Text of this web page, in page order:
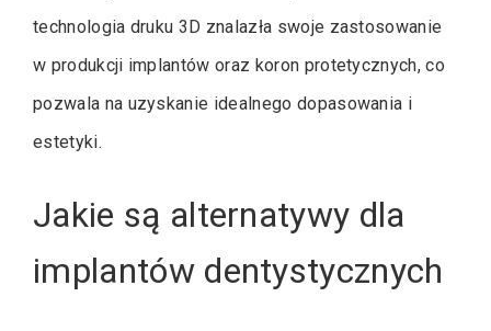
technologia druku 3D znalazła swoje zastosowanie
w produkcji implantów oraz koron protetycznych, co
pozwala na uzyskanie idealnego dopasowania i
estetyki.
Jakie są alternatywy dla
implantów dentystycznych